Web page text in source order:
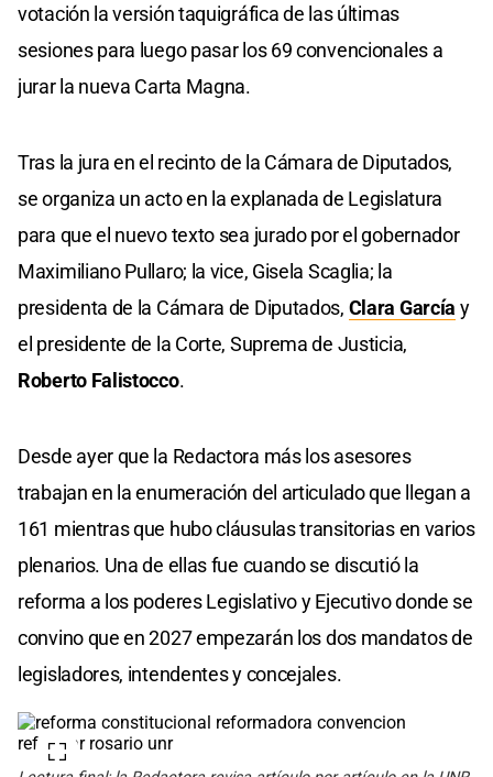
votación la versión taquigráfica de las últimas
sesiones para luego pasar los 69 convencionales a
jurar la nueva Carta Magna.
Tras la jura en el recinto de la Cámara de Diputados,
se organiza un acto en la explanada de Legislatura
para que el nuevo texto sea jurado por el gobernador
Maximiliano Pullaro; la vice, Gisela Scaglia; la
presidenta de la Cámara de Diputados, Clara García y
el presidente de la Corte, Suprema de Justicia,
Roberto Falistocco.
Desde ayer que la Redactora más los asesores
trabajan en la enumeración del articulado que llegan a
161 mientras que hubo cláusulas transitorias en varios
plenarios. Una de ellas fue cuando se discutió la
reforma a los poderes Legislativo y Ejecutivo donde se
convino que en 2027 empezarán los dos mandatos de
legisladores, intendentes y concejales.